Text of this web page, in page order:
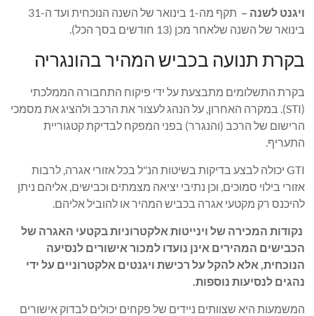
ויגנט לשנה –
תקף מה-1 בינואר של השנה הנוכחית ועד ה-31
בינואר של השנה שלאחר מכן (13 חודשים בסך הכל).
בקרת תנועה בכביש המהיר בהונגריה
בקרת התשלומים מתבצעת על ידי פיקוח התחבורה הממלכתי
(STI). במקרה האחרון, על הנהג לעצור את הרכב ולהציג את מסמכי
הרישום של הרכב (והנגרר) בפני המפקח לבדיקת קטגוריית
התעריף.
GTI יכולה לבצע בדיקות בשיטות הנ"ל בכל אזורי אגרה, לרבות
אזורי בילוי סמוכים, וכן נתיבי יציאה מצמתים וכבישים, אליהם ניתן
להיכנס רק מקטעי אגרה בכביש המהיר או להוביל אליהם.
נקודות המכירה של וינייטות אלקטרוניות בקטעי האגרה של
הכבישים המהירים אינן נועדו למכור אישורים לנסיעה
הנוכחית, אלא להקל על רכישת ויגנטים אלקטרוניים על ידי
נהגים לנסיעות נוספות.
המשמעות היא שצוותים ניידים של פקחים יכולים לבדוק אישורים